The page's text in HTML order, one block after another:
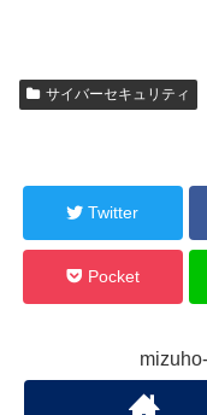
サイバーセキュリティ
Twitter
Pocket